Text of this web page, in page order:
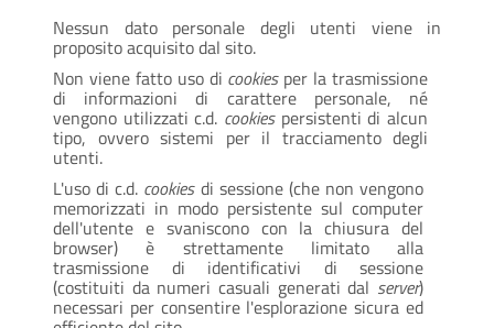
Nessun dato personale degli utenti viene in
proposito acquisito dal sito.
Non viene fatto uso di cookies per la trasmissione
di informazioni di carattere personale, né
vengono utilizzati c.d. cookies persistenti di alcun
tipo, ovvero sistemi per il tracciamento degli
utenti.
L'uso di c.d. cookies di sessione (che non vengono
memorizzati in modo persistente sul computer
dell'utente e svaniscono con la chiusura del
browser) è strettamente limitato alla
trasmissione di identificativi di sessione
(costituiti da numeri casuali generati dal server)
necessari per consentire l'esplorazione sicura ed